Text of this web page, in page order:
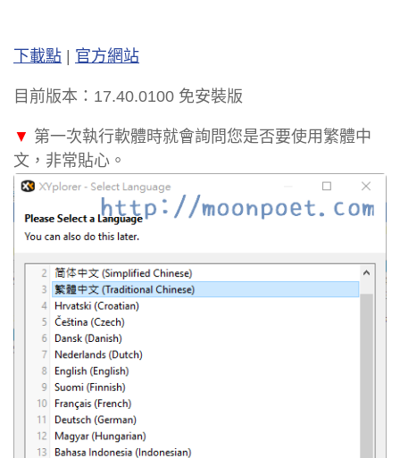
下載點 | 官方網站
目前版本：17.40.0100 免安裝版
▼ 第一次執行軟體時就會詢問您是否要使用繁體中
文，非常貼心。